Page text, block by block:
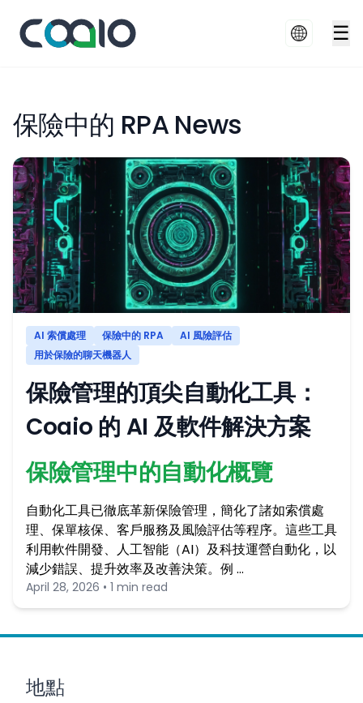
☰
保險中的 RPA News
AI 索償處理 保險中的 RPA
AI 風險評估
用於保險的聊天機器人
保險管理的頂尖自動化工具：
Coaio 的 AI 及軟件解決方案
保險管理中的自動化概覽
自動化工具已徹底革新保險管理，簡化了諸如索償處
理、保單核保、客戶服務及風險評估等程序。這些工具
利用軟件開發、人工智能（AI）及科技運營自動化，以
減少錯誤、提升效率及改善決策。例 …
April 28, 2026 • 1 min read
地點